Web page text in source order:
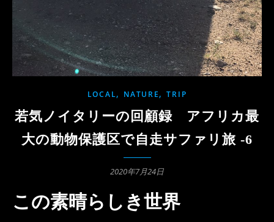
LOCAL, NATURE,TRIP
若気ノイタリーの回顧録 アフリカ最
大の動物保護区で自走サファリ旅 -6
2020年7月24日
この素晴らしき世界